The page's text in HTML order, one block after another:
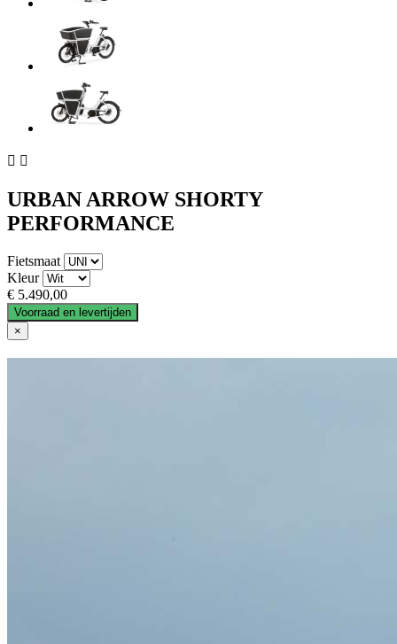
 
URBAN ARROW SHORTY
PERFORMANCE
Fietsmaat
Kleur
€ 5.490,00
Voorraad en levertijden
×